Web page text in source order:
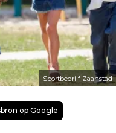
Sportbedrijf Zaanstad
op Google